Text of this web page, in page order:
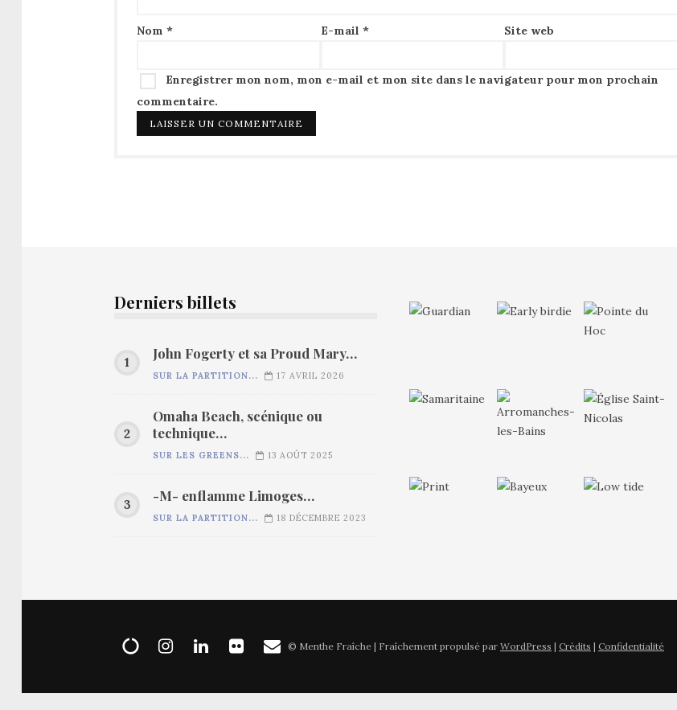
Nom * E-mail * Site web
Enregistrer mon nom, mon e-mail et mon site dans le navigateur pour mon prochain
commentaire.
Derniers billets
John Fogerty et sa Proud Mary…
SUR LA PARTITION... 17 AVRIL 2026
Omaha Beach, scénique ou
technique…
SUR LES GREENS... 13 AOÛT 2025
-M- enflamme Limoges…
SUR LA PARTITION... 18 DÉCEMBRE 2023
© Menthe Fraîche | Fraîchement propulsé par WordPress | Crédits | Confidentialité